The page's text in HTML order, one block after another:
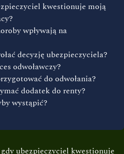
kwestionuje moją
wpływają na
decyzję ubezpieczyciela?
odwoławczy?
do odwołania?
dodatek do renty?
wystąpić?
ubezpieczyciel kwestionuje